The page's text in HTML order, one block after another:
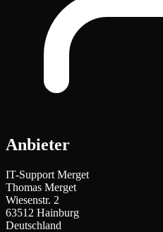
Anbieter
IT-Support Merget
Thomas Merget
Wiesenstr. 2
63512 Hainburg
Deutschland